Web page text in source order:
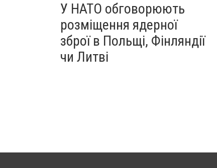
У НАТО обговорюють
розміщення ядерної
зброї в Польщі, Фінляндії
чи Литві